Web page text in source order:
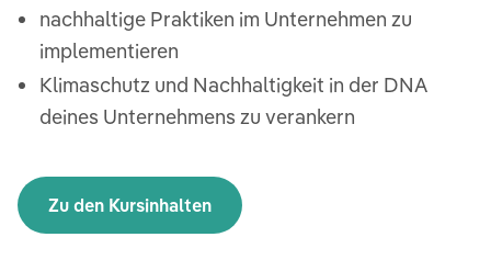
nachhaltige Praktiken im Unternehmen zu
implementieren
Klimaschutz und Nachhaltigkeit in der DNA
deines Unternehmens zu verankern
Zu den Kursinhalten